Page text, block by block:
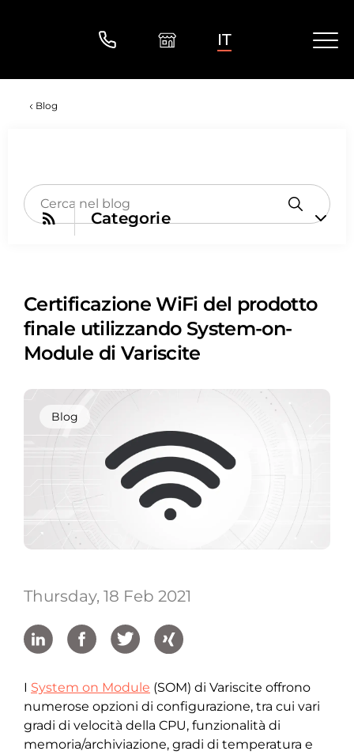
IT
Blog
Categorie
Certificazione WiFi del prodotto
finale utilizzando System-on-
Module di Variscite
Blog
Thursday, 18 Feb 2021
I System on Module (SOM) di Variscite offrono
numerose opzioni di configurazione, tra cui vari
gradi di velocità della CPU, funzionalità di
memoria/archiviazione, gradi di temperatura e